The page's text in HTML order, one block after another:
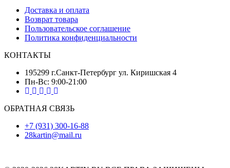
Доставка и оплата
Возврат товара
Пользовательское соглашение
Политика конфиденциальности
КОНТАКТЫ
195299 г.Санкт-Петербург ул. Киришская 4
Пн-Вс: 9:00-21:00
ОБРАТНАЯ СВЯЗЬ
+7 (931) 300-16-88
28kartin@mail.ru